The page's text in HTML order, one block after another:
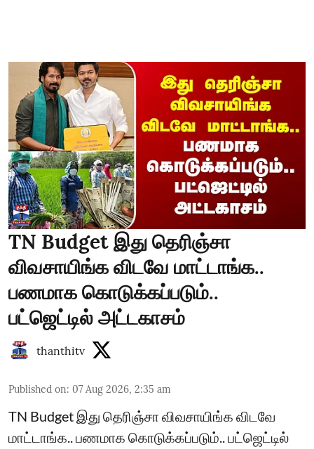
TN Budget இது தெரிஞ்சா
விவசாயிங்க விடவே மாட்டாங்க..
பணமாக கொடுக்கப்படும்..
பட்ஜெட்டில் அட்டகாசம்
thanthitv
Published on: 07 Aug 2026, 2:35 am
TN Budget இது தெரிஞ்சா விவசாயிங்க விடவே
மாட்டாங்க.. பணமாக கொடுக்கப்படும்.. பட்ஜெட்டில்